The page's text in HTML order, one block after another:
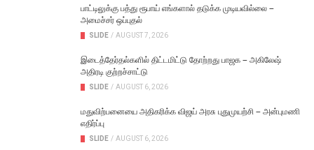
பாட்டிலுக்கு பத்து ரூபாய் எங்களால் தடுக்க முடியவில்லை –
அமைச்சர் ஒப்புதல்
SLIDE / AUGUST 7, 2026
இடைத்தேர்தல்களில் திட்டமிட்டு தோற்றது பாஜக – அகிலேஷ்
அதிரடி குற்றச்சாட்டு
SLIDE / AUGUST 6, 2026
மதுவிற்பனையை அதிகரிக்க விஜய் அரசு புதுமுயற்சி – அன்புமணி
எதிர்ப்பு
SLIDE / AUGUST 6, 2026